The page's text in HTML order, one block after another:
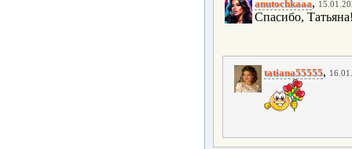
anutochkaaa,
Спасибо,
tatiana55555,